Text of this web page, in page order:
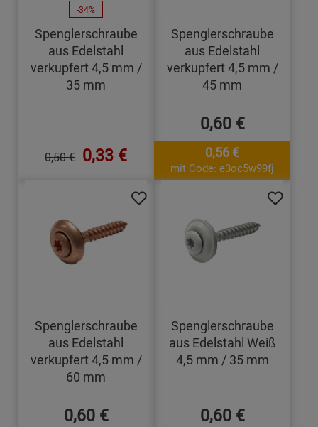
-34%
Spenglerschraube
aus Edelstahl
verkupfert 4,5 mm /
35 mm
0,50 € 0,33 €
Spenglerschraube
aus Edelstahl
verkupfert 4,5 mm /
45 mm
0,60 €
0,56 €
mit Code: e3oc5w99fj
Spenglerschraube
aus Edelstahl
verkupfert 4,5 mm /
60 mm
0,60 €
Spenglerschraube
aus Edelstahl Weiß
4,5 mm / 35 mm
0,60 €